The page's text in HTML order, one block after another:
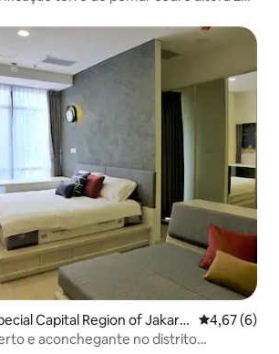
Capital Region of Jakart
4,67 de uma
4,67 (6)
e aconchegante no distrito